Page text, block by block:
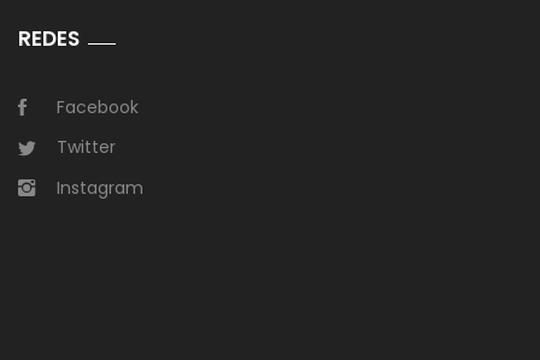
REDES
Facebook
Twitter
Instagram